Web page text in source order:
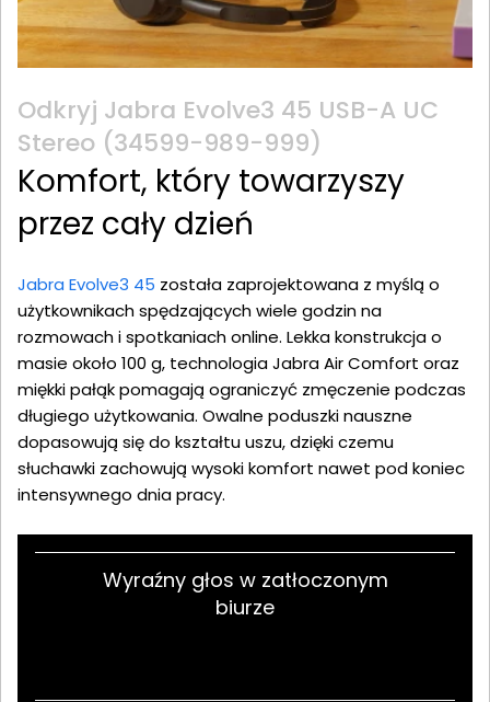
Odkryj Jabra Evolve3 45 USB-A UC
Stereo (34599-989-999)
Komfort, który towarzyszy
przez cały dzień
Jabra Evolve3 45 została zaprojektowana z myślą o
użytkownikach spędzających wiele godzin na
rozmowach i spotkaniach online. Lekka konstrukcja o
masie około 100 g, technologia Jabra Air Comfort oraz
miękki pałąk pomagają ograniczyć zmęczenie podczas
długiego użytkowania. Owalne poduszki nauszne
dopasowują się do kształtu uszu, dzięki czemu
słuchawki zachowują wysoki komfort nawet pod koniec
intensywnego dnia pracy.
Wyraźny głos w zatłoczonym
biurze